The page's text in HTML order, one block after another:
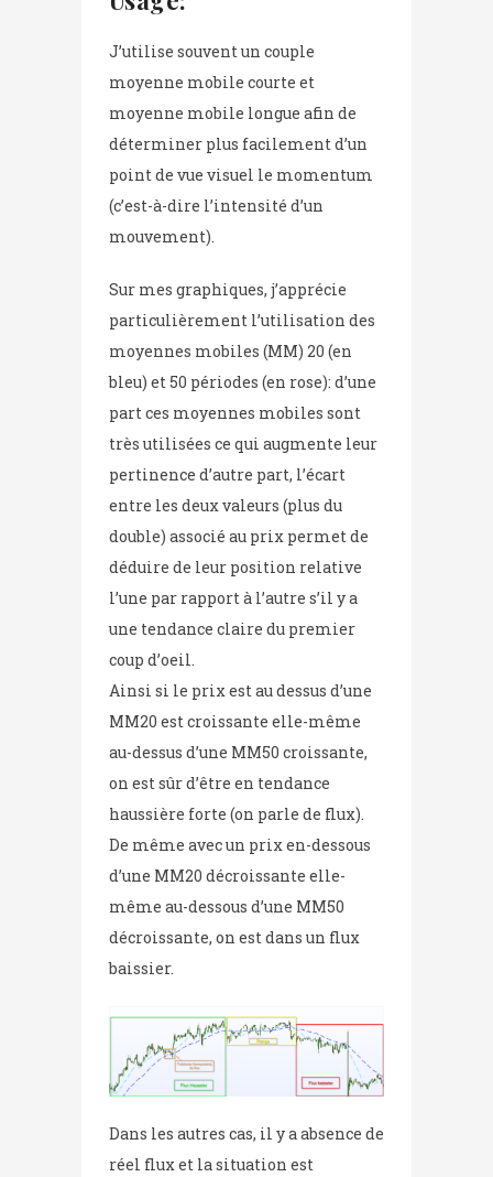
J’utilise souvent un couple
moyenne mobile courte et
moyenne mobile longue afin de
déterminer plus facilement d’un
point de vue visuel le momentum
(c’est-à-dire l’intensité d’un
mouvement).
Sur mes graphiques, j’apprécie
particulièrement l’utilisation des
moyennes mobiles (MM) 20 (en
bleu) et 50 périodes (en rose): d’une
part ces moyennes mobiles sont
très utilisées ce qui augmente leur
pertinence d’autre part, l’écart
entre les deux valeurs (plus du
double) associé au prix permet de
déduire de leur position relative
l’une par rapport à l’autre s’il y a
une tendance claire du premier
coup d’oeil.
Ainsi si le prix est au dessus d’une
MM20 est croissante elle-même
au-dessus d’une MM50 croissante,
on est sûr d’être en tendance
haussière forte (on parle de flux).
De même avec un prix en-dessous
d’une MM20 décroissante elle-
même au-dessous d’une MM50
décroissante, on est dans un flux
baissier.
Dans les autres cas, il y a absence de
réel flux et la situation est